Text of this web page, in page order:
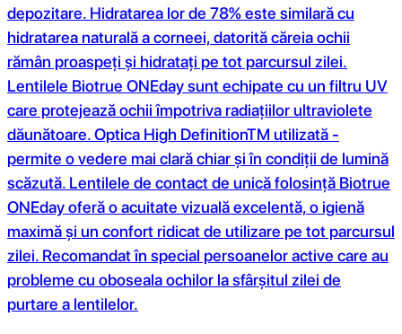
depozitare. Hidratarea lor de 78% este similară cu
hidratarea naturală a corneei, datorită căreia ochii
rămân proaspeți și hidratați pe tot parcursul zilei.
Lentilele Biotrue ONEday sunt echipate cu un filtru UV
care protejează ochii împotriva radiațiilor ultraviolete
dăunătoare. Optica High DefinitionTM utilizată -
permite o vedere mai clară chiar și în condiții de lumină
scăzută. Lentilele de contact de unică folosință Biotrue
ONEday oferă o acuitate vizuală excelentă, o igienă
maximă și un confort ridicat de utilizare pe tot parcursul
zilei. Recomandat în special persoanelor active care au
probleme cu oboseala ochilor la sfârșitul zilei de
purtare a lentilelor.